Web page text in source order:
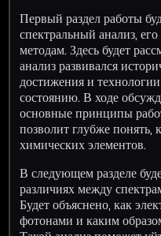
Первый раздел работы
спектральный анализ,
методам. Здесь будет
анализ развивался
достижения и
состоянию. В ходе
основные принципы
позволит глубже понять,
химических элементов.
В следующем разделе
различиях между
Будет объяснено, как
фотонами и каким